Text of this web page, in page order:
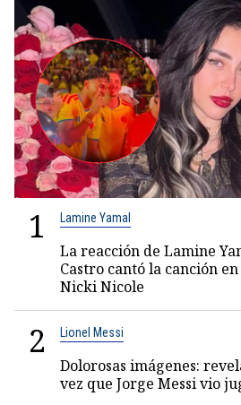
1 Lamine Yamal
La reacción de Lamine
Castro cantó la canción
Nicki Nicole
2 Lionel Messi
Dolorosas imágenes:
vez que Jorge Messi vio